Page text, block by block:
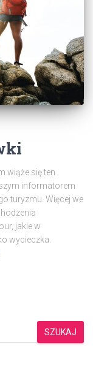
wiąże się ten
informatorem
turyzmu. Więcej we
jakie w
wycieczka.
SZUKAJ